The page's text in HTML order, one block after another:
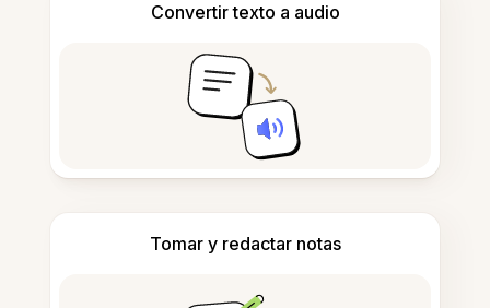
Convertir texto a audio
Tomar y redactar notas